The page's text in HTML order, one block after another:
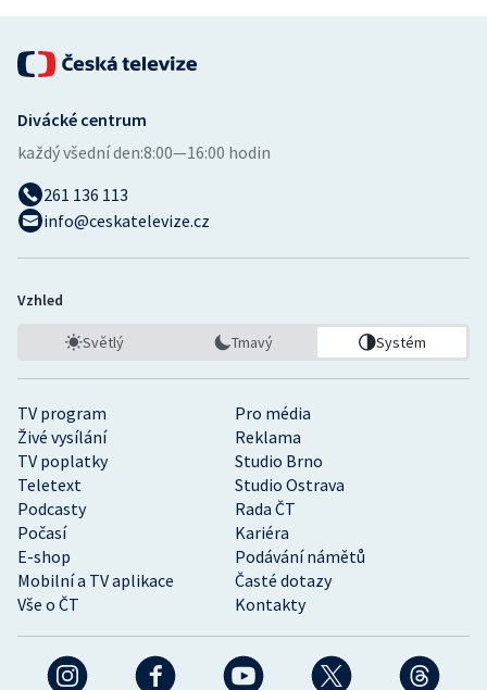
TV program
Pro média
Živé vysílání
Reklama
TV poplatky
Studio Brno
Teletext
Studio Ostrava
Podcasty
Rada ČT
Počasí
Kariéra
E-shop
Podávání námětů
Mobilní a TV aplikace
Časté dotazy
Vše o ČT
Kontakty
Divácké centrum
každý všední den:8:00—16:00 hodin
261 136 113
info@ceskatelevize.cz
Vzhled
Světlý Tmavý Systém